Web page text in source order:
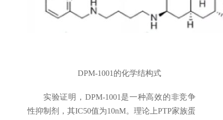
DPM-1001的化学结构式
实验证明，DPM-1001是一种高效的非竞争
性抑制剂，其IC50值为10nM。理论上PTP家族蛋